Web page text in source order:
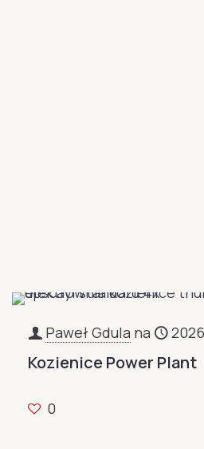
Paweł Gdula na
Kozienice Power Plant
0